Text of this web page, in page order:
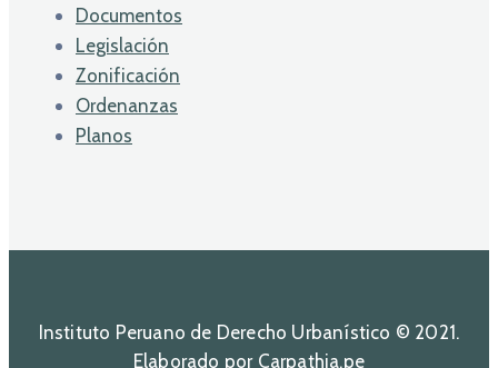
Documentos
Legislación
Zonificación
Ordenanzas
Planos
Instituto Peruano de Derecho Urbanístico © 2021.
Elaborado por Carpathia.pe